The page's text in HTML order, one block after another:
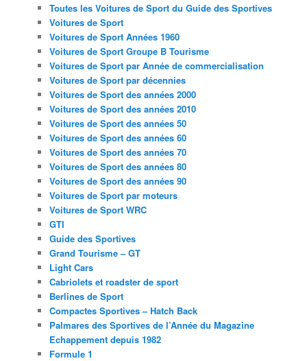
Toutes les Voitures de Sport du Guide des Sportives
Voitures de Sport
Voitures de Sport Années 1960
Voitures de Sport Groupe B Tourisme
Voitures de Sport par Année de commercialisation
Voitures de Sport par décennies
Voitures de Sport des années 2000
Voitures de Sport des années 2010
Voitures de Sport des années 50
Voitures de Sport des années 60
Voitures de Sport des années 70
Voitures de Sport des années 80
Voitures de Sport des années 90
Voitures de Sport par moteurs
Voitures de Sport WRC
GTI
Guide des Sportives
Grand Tourisme – GT
Light Cars
Cabriolets et roadster de sport
Berlines de Sport
Compactes Sportives – Hatch Back
Palmares des Sportives de l’Année du Magazine
Echappement depuis 1982
Formule 1